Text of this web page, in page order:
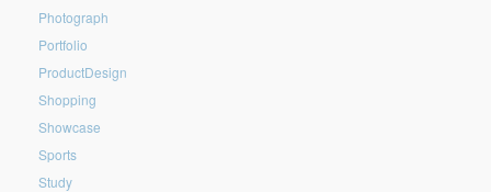
Photograph
Portfolio
ProductDesign
Shopping
Showcase
Sports
Study